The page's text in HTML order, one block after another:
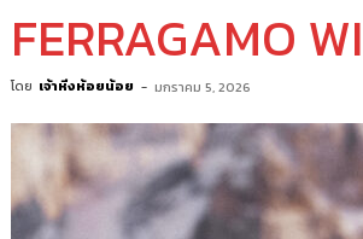
FERRAGAMO
โดย เจ้าหิ่งห้อยน้อย - มกราคม 5, 2026